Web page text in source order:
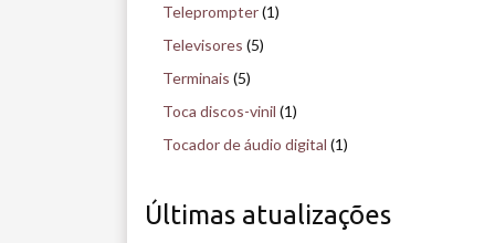
Teleprompter(1)
Televisores (5)
Terminais (5)
Toca discos-vinil (1)
Tocador de áudio digital (1)
Últimas atualizações